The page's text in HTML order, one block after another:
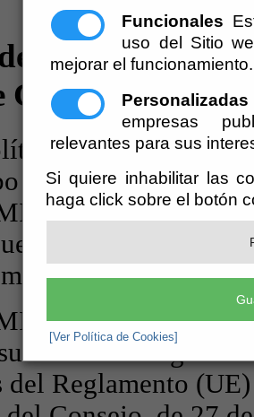
Funcionales
uso del Sitio
mejorar el funcionamiento.
Personalizadas
empresas
relevantes para sus
Si quiere inhabilitar las
haga click sobre el botón
[Ver Política de Cookies]